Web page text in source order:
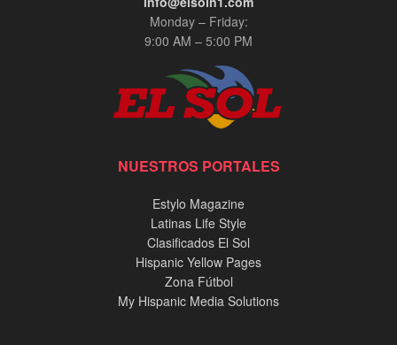
Monday – Friday:
9:00 AM – 5:00 PM
NUESTROS PORTALES
Estylo Magazine
Latinas Life Style
Clasificados El Sol
Hispanic Yellow Pages
Zona Fútbol
My Hispanic Media Solutions